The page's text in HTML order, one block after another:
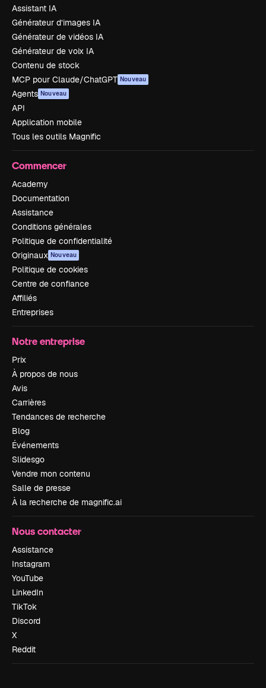
Assistant IA
Générateur d’images IA
Générateur de vidéos IA
Générateur de voix IA
Contenu de stock
MCP pour Claude/ChatGPT Nouveau
Agents Nouveau
API
Application mobile
Tous les outils Magnific
Commencer
Academy
Documentation
Assistance
Conditions générales
Politique de confidentialité
Originaux Nouveau
Politique de cookies
Centre de confiance
Affiliés
Entreprises
Notre entreprise
Prix
À propos de nous
Avis
Carrières
Tendances de recherche
Blog
Événements
Slidesgo
Vendre mon contenu
Salle de presse
À la recherche de magnific.ai
Nous contacter
Assistance
Instagram
YouTube
LinkedIn
TikTok
Discord
X
Reddit